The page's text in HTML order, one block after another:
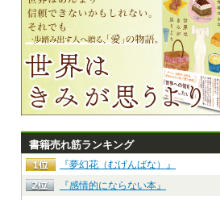
書籍売れ筋ランキング
『夢幻花（むげんばな）』
『感情的にならない本』